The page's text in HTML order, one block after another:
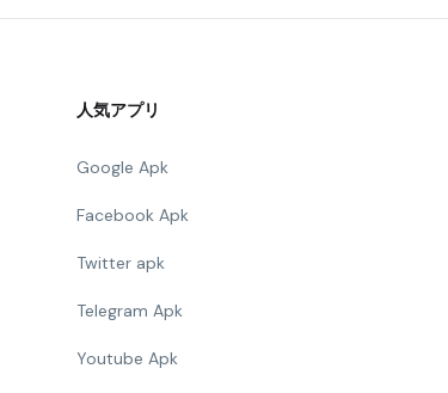
人気アプリ
Google Apk
Facebook Apk
Twitter apk
Telegram Apk
Youtube Apk